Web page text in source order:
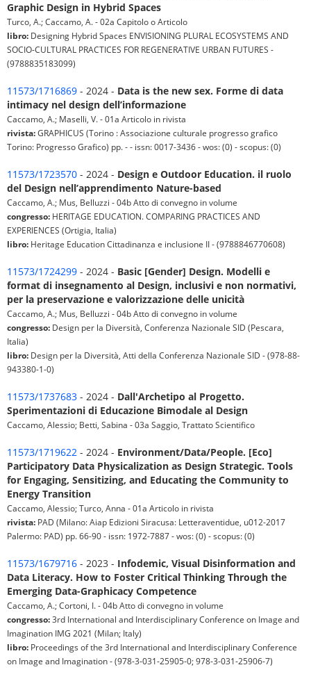
Graphic Design in Hybrid Spaces
Turco, A.; Caccamo, A. - 02a Capitolo o Articolo
libro: Designing Hybrid Spaces ENVISIONING PLURAL ECOSYSTEMS AND
SOCIO-CULTURAL PRACTICES FOR REGENERATIVE URBAN FUTURES -
(9788835183099)
11573/1716869 - 2024 - Data is the new sex. Forme di data
intimacy nel design dell’informazione
Caccamo, A.; Maselli, V. - 01a Articolo in rivista
rivista:GRAPHICUS (Torino : Associazione culturale progresso grafico
Torino: Progresso Grafico) pp. - - issn: 0017-3436 - wos: (0) - scopus: (0)
11573/1723570 - 2024 - Design e Outdoor Education. il ruolo
del Design nell’apprendimento Nature-based
Caccamo, A.; Mus, Belluzzi - 04b Atto di convegno in volume
congresso: HERITAGE EDUCATION. COMPARING PRACTICES AND
EXPERIENCES (Ortigia, Italia)
libro: Heritage Education Cittadinanza e inclusione II - (9788846770608)
11573/1724299 - 2024 - Basic [Gender] Design. Modelli e
format di insegnamento al Design, inclusivi e non normativi,
per la preservazione e valorizzazione delle unicità
Caccamo, A.; Mus, Belluzzi - 04b Atto di convegno in volume
congresso: Design per la Diversità, Conferenza Nazionale SID (Pescara,
Italia)
libro: Design per la Diversità, Atti della Conferenza Nazionale SID - (978-88-
943380-1-0)
11573/1737683 - 2024 - Dall'Archetipo al Progetto.
Sperimentazioni di Educazione Bimodale al Design
Caccamo, Alessio; Betti, Sabina - 03a Saggio, Trattato Scientifico
11573/1719622 - 2024 - Environment/Data/People. [Eco]
Participatory Data Physicalization as Design Strategic. Tools
for Engaging, Sensitizing, and Educating the Community to
Energy Transition
Caccamo, Alessio; Turco, Anna - 01a Articolo in rivista
rivista: PAD (Milano: Aiap Edizioni Siracusa: Letteraventidue, u012-2017
Palermo: PAD) pp. 66-90 - issn: 1972-7887 - wos: (0) - scopus: (0)
11573/1679716 - 2023 - Infodemic, Visual Disinformation and
Data Literacy. How to Foster Critical Thinking Through the
Emerging Data-Graphicacy Competence
Caccamo, A.; Cortoni, I. - 04b Atto di convegno in volume
congresso:3rd International and Interdisciplinary Conference on Image and
Imagination IMG 2021 (Milan; Italy)
libro: Proceedings of the 3rd International and Interdisciplinary Conference
on Image and Imagination - (978-3-031-25905-0; 978-3-031-25906-7)